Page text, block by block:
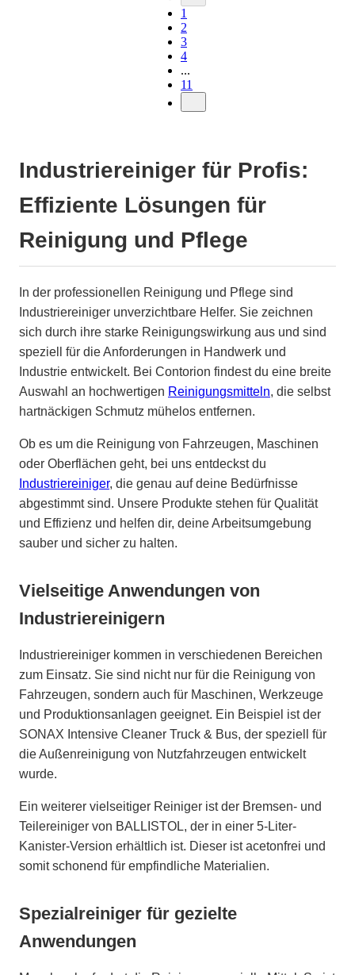
1
2
3
4
...
11
Industriereiniger für Profis:
Effiziente Lösungen für
Reinigung und Pflege
In der professionellen Reinigung und Pflege sind
Industriereiniger unverzichtbare Helfer. Sie zeichnen
sich durch ihre starke Reinigungswirkung aus und sind
speziell für die Anforderungen in Handwerk und
Industrie entwickelt. Bei Contorion findest du eine breite
Auswahl an hochwertigen Reinigungsmitteln, die selbst
hartnäckigen Schmutz mühelos entfernen.
Ob es um die Reinigung von Fahrzeugen, Maschinen
oder Oberflächen geht, bei uns entdeckst du
Industriereiniger, die genau auf deine Bedürfnisse
abgestimmt sind. Unsere Produkte stehen für Qualität
und Effizienz und helfen dir, deine Arbeitsumgebung
sauber und sicher zu halten.
Vielseitige Anwendungen von
Industriereinigern
Industriereiniger kommen in verschiedenen Bereichen
zum Einsatz. Sie sind nicht nur für die Reinigung von
Fahrzeugen, sondern auch für Maschinen, Werkzeuge
und Produktionsanlagen geeignet. Ein Beispiel ist der
SONAX Intensive Cleaner Truck & Bus, der speziell für
die Außenreinigung von Nutzfahrzeugen entwickelt
wurde.
Ein weiterer vielseitiger Reiniger ist der Bremsen- und
Teilereiniger von BALLISTOL, der in einer 5-Liter-
Kanister-Version erhältlich ist. Dieser ist acetonfrei und
somit schonend für empfindliche Materialien.
Spezialreiniger für gezielte
Anwendungen